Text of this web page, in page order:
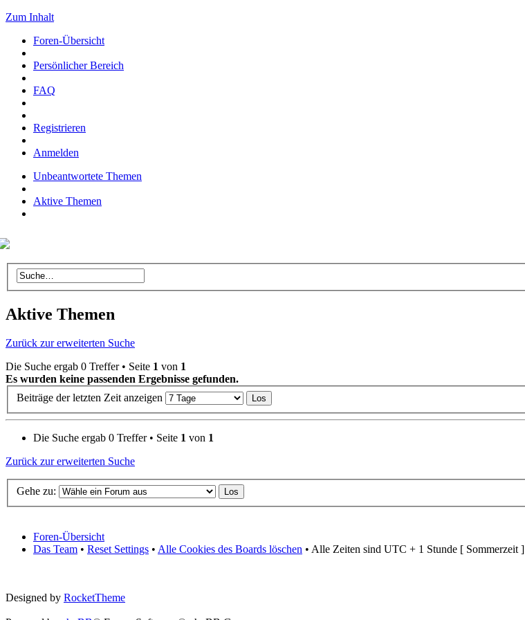
Zum Inhalt
Foren-Übersicht
Persönlicher Bereich
FAQ
Registrieren
Anmelden
Unbeantwortete Themen
Aktive Themen
Aktive Themen
Zurück zur erweiterten Suche
Die Suche ergab 0 Treffer • Seite 1 von 1
Es wurden keine passenden Ergebnisse gefunden.
Beiträge der letzten Zeit anzeigen
Die Suche ergab 0 Treffer • Seite 1 von 1
Zurück zur erweiterten Suche
Gehe zu:
Foren-Übersicht
Das Team • Reset Settings • Alle Cookies des Boards löschen • Alle Zeiten sind UTC + 1 Stunde [ Sommerzeit ]
Designed by RocketTheme